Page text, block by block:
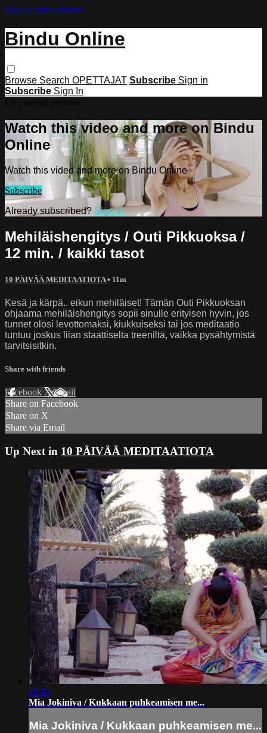
Skip to main content
Bindu Online
Browse Search OPETTAJAT Subscribe Sign in
Subscribe Sign In
Watch this video and more on Bindu
Online
Watch this video and more on Bindu Online
Subscribe
Already subscribed? Sign in
Mehiläishengitys / Outi Pikkuoksa /
12 min. / kaikki tasot
10 PÄIVÄÄ MEDITAATIOTA• 11m
Kesä ja kärpä.. eikun mehiläiset! Tämän Outi Pikkuoksan
ohjaama mehiläishengitys sopii sinulle erityisen hyvin, jos
tunnet olosi levottomaksi, kiukkuiseksi tai jos meditaatio
tuntuu joskus liian staattiselta treeniltä, vaikka pysähtymistä
tarvitsisitkin.
Share with friends
Facebook XEmail
Share on Facebook
Share on X
Share via Email
Up Next in 10 PÄIVÄÄ MEDITAATIOTA
15:45
Mia Jokiniva / Kukkaan puhkeamisen me...
Mia Jokiniva / Kukkaan puhkeamisen me...